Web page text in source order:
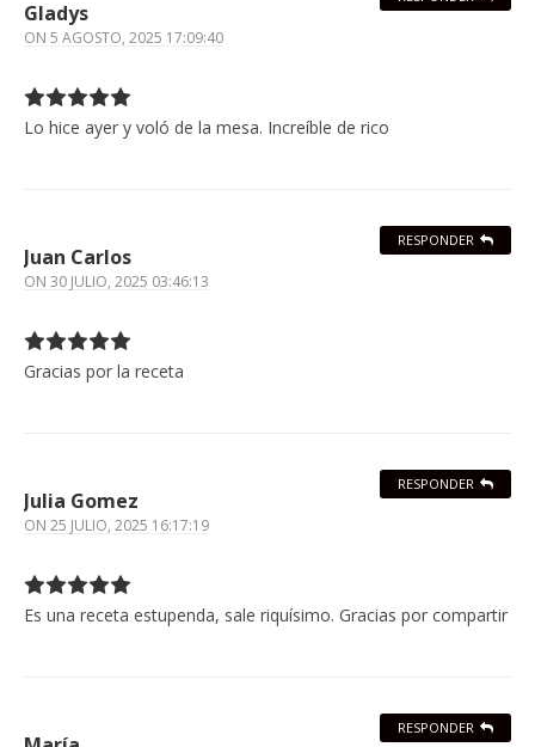
Gladys
ON 5 AGOSTO, 2025 17:09:40
Lo hice ayer y voló de la mesa. Increíble de rico
Juan Carlos
ON 30 JULIO, 2025 03:46:13
Gracias por la receta
RESPONDER
Julia Gomez
ON 25 JULIO, 2025 16:17:19
Es una receta estupenda, sale riquísimo. Gracias por compartir
RESPONDER
RESPONDER